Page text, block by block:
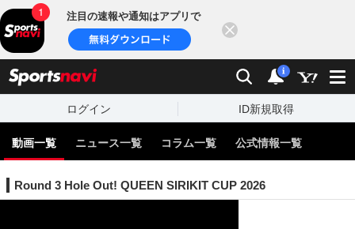
注目の速報や通知はアプリで
検索 通知
i
ログイン ID新規取得
動画一覧 ニュース一覧 コラム一覧 公式情報一覧
Round 3 Hole Out! QUEEN SIRIKIT CUP 2026